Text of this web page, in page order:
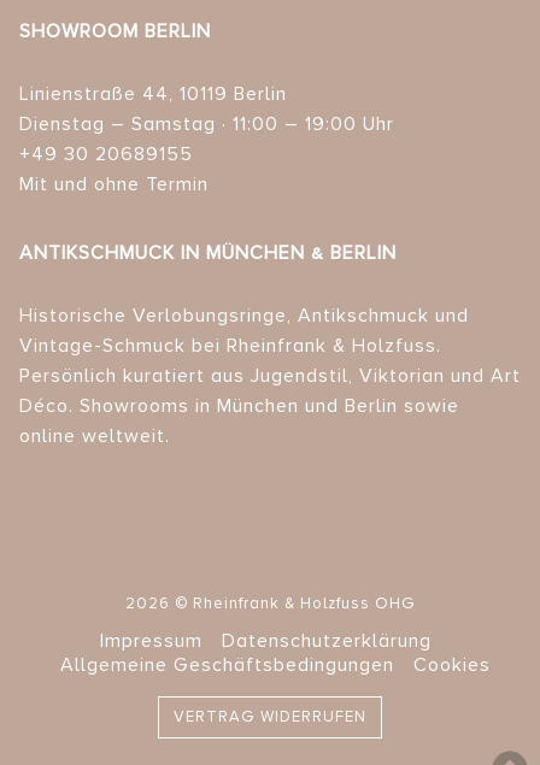
SHOWROOM BERLIN
Linienstraße 44, 10119 Berlin
Dienstag – Samstag · 11:00 – 19:00 Uhr
+49 30 20689155
Mit und ohne Termin
ANTIKSCHMUCK IN MÜNCHEN & BERLIN
Historische Verlobungsringe, Antikschmuck und
Vintage-Schmuck bei Rheinfrank & Holzfuss.
Persönlich kuratiert aus Jugendstil, Viktorian und Art
Déco. Showrooms in München und Berlin sowie
online weltweit.
2026 © Rheinfrank & Holzfuss OHG
Impressum
Datenschutzerklärung
Allgemeine Geschäftsbedingungen
Cookies
VERTRAG WIDERRUFEN